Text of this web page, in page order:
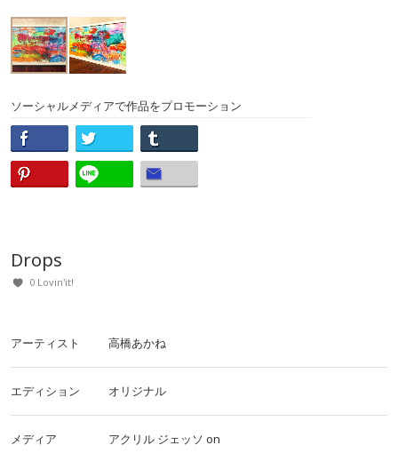
ソーシャルメディアで作品をプロモーション
Drops
0 Lovin'it!
アーティスト 高橋あかね
エディション オリジナル
メディア アクリル ジェッソ on